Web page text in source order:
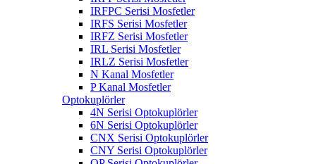
IRFPC Serisi Mosfetler
IRFS Serisi Mosfetler
IRFZ Serisi Mosfetler
IRL Serisi Mosfetler
IRLZ Serisi Mosfetler
N Kanal Mosfetler
P Kanal Mosfetler
Optokuplörler
4N Serisi Optokuplörler
6N Serisi Optokuplörler
CNX Serisi Optokuplörler
CNY Serisi Optokuplörler